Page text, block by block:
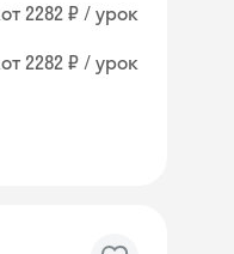
от 2282 ₽ / урок
от 2282 ₽ / урок